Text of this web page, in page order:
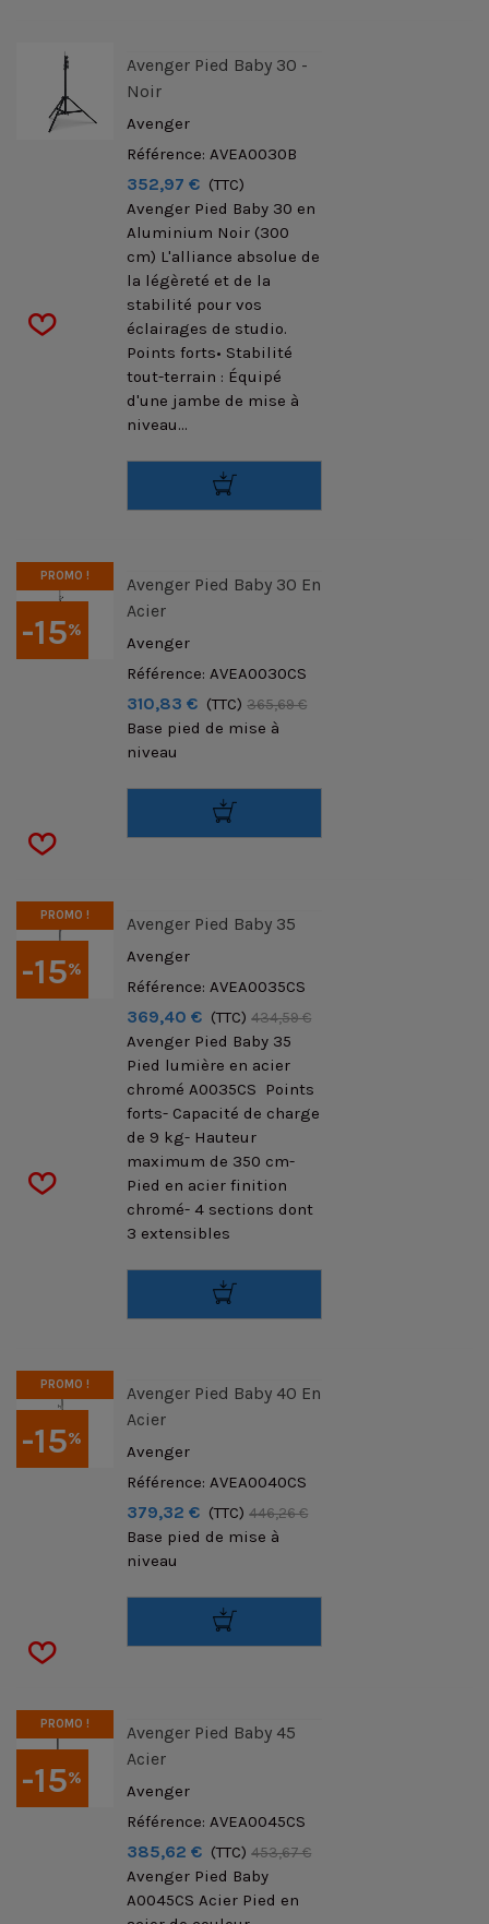
Avenger Pied Baby 30 -
Noir
Avenger
Référence: AVEA0030B
352,97 € (TTC)
Avenger Pied Baby 30 en
Aluminium Noir (300
cm) L'alliance absolue de
la légèreté et de la
stabilité pour vos
éclairages de studio.
Points forts• Stabilité
tout-terrain : Équipé
d'une jambe de mise à
niveau...
-15%
PROMO !
Avenger Pied Baby 30 En
Acier
Avenger
Référence: AVEA0030CS
310,83 € (TTC) 365,69 €
Base pied de mise à
niveau
-15%
PROMO ! Avenger Pied Baby 35
Avenger
Référence: AVEA0035CS
369,40 € (TTC) 434,59 €
Avenger Pied Baby 35
Pied lumière en acier
chromé A0035CS Points
forts- Capacité de charge
de 9 kg- Hauteur
maximum de 350 cm-
Pied en acier finition
chromé- 4 sections dont
3 extensibles
-15%
PROMO !
Avenger Pied Baby 40 En
Acier
Avenger
Référence: AVEA0040CS
379,32 € (TTC) 446,26 €
Base pied de mise à
niveau
-15%
PROMO !
Avenger Pied Baby 45
Acier
Avenger
Référence: AVEA0045CS
385,62 € (TTC) 453,67 €
Avenger Pied Baby
A0045CS Acier Pied en